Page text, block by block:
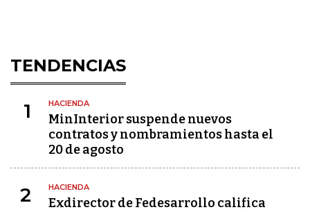
TENDENCIAS
1 HACIENDA
MinInterior suspende nuevos
contratos y nombramientos hasta el
20 de agosto
2 HACIENDA
Exdirector de Fedesarrollo califica